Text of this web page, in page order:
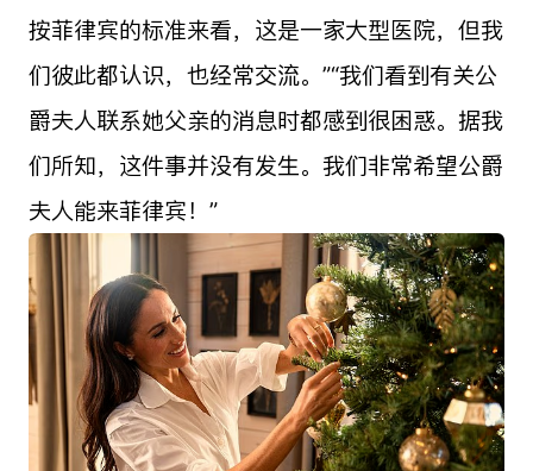
按菲律宾的标准来看，这是一家大型医院，但我
们彼此都认识，也经常交流。”“我们看到有关公
爵夫人联系她父亲的消息时都感到很困惑。据我
们所知，这件事并没有发生。我们非常希望公爵
夫人能来菲律宾！”